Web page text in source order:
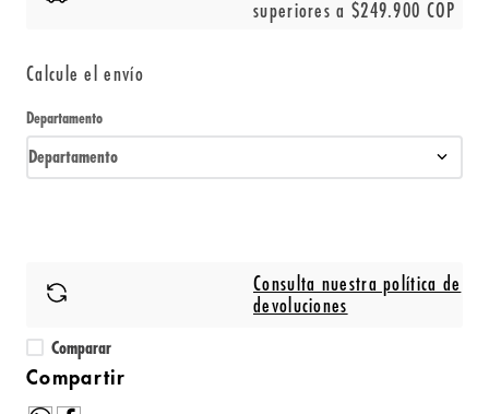
superiores a $249.900 COP
Calcule el envío
Departamento
Departamento
Consulta nuestra política de
devoluciones
Comparar